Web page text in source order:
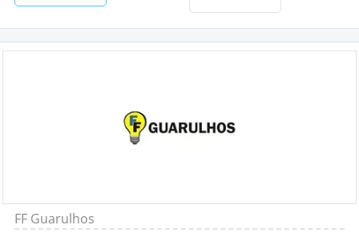
FF Guarulhos